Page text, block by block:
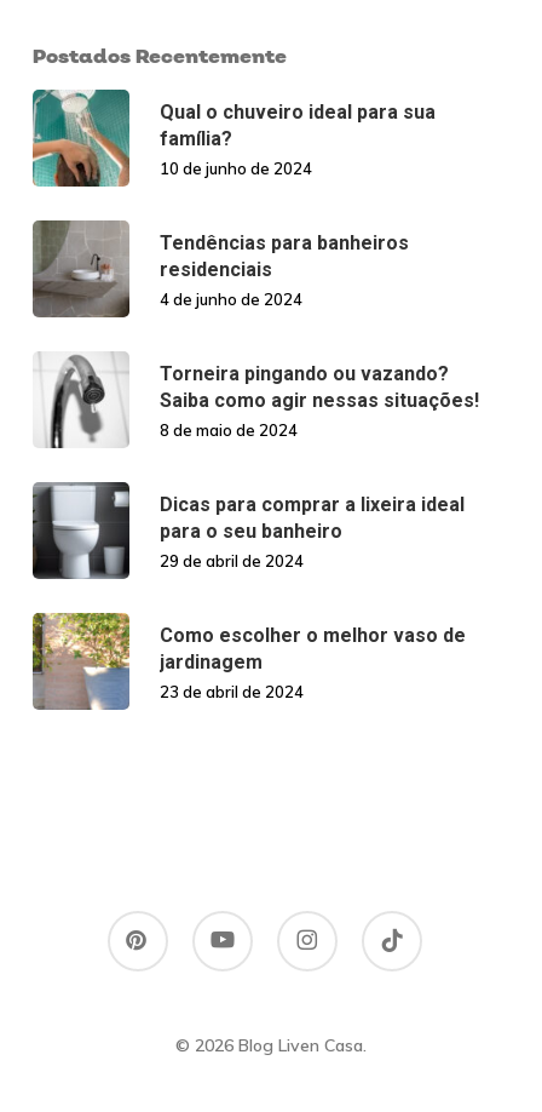
Postados Recentemente
Qual o chuveiro ideal para sua
família?
10 de junho de 2024
Tendências para banheiros
residenciais
4 de junho de 2024
Torneira pingando ou vazando?
Saiba como agir nessas situações!
8 de maio de 2024
Dicas para comprar a lixeira ideal
para o seu banheiro
29 de abril de 2024
Como escolher o melhor vaso de
jardinagem
23 de abril de 2024
pinterest youtube instagram tiktok
© 2026 Blog Liven Casa.